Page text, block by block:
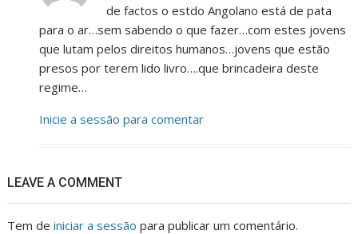
de factos o estdo Angolano está de pata
para o ar…sem sabendo o que fazer…com estes jovens
que lutam pelos direitos humanos…jovens que estão
presos por terem lido livro….que brincadeira deste
regime…
Inicie a sessão para comentar
LEAVE A COMMENT
Tem deiniciar a sessão para publicar um comentário.